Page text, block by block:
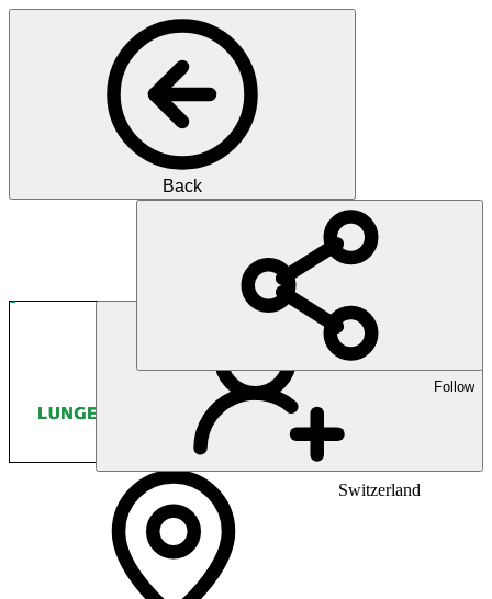
Back
Follow
120 Jahre Engagement für
Switzerland